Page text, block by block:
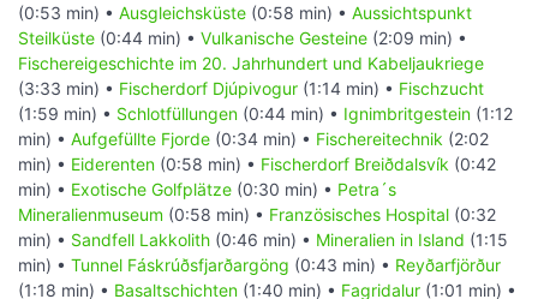
(0:53 min) • Ausgleichsküste (0:58 min) • Aussichtspunkt
Steilküste (0:44 min) • Vulkanische Gesteine (2:09 min) •
Fischereigeschichte im 20. Jahrhundert und Kabeljaukriege
(3:33 min) • Fischerdorf Djúpivogur (1:14 min) • Fischzucht
(1:59 min) • Schlotfüllungen (0:44 min) • Ignimbritgestein (1:12
min) • Aufgefüllte Fjorde (0:34 min) • Fischereitechnik (2:02
min) • Eiderenten (0:58 min) • Fischerdorf Breiðdalsvík (0:42
min) • Exotische Golfplätze (0:30 min) • Petra´s
Mineralienmuseum (0:58 min) • Französisches Hospital (0:32
min) • Sandfell Lakkolith (0:46 min) • Mineralien in Island (1:15
min) • Tunnel Fáskrúðsfjarðargöng (0:43 min) • Reyðarfjörður
(1:18 min) • Basaltschichten (1:40 min) • Fagridalur (1:01 min) •